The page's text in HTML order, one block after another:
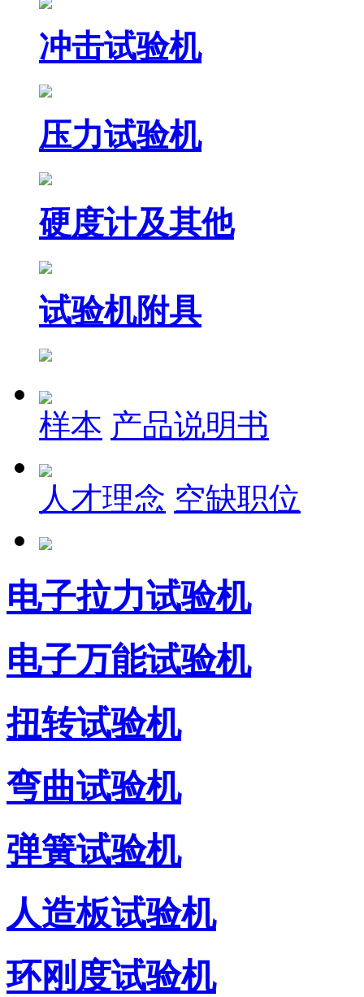
冲击试验机
压力试验机
硬度计及其他
试验机附具
样本 产品说明书
人才理念 空缺职位
电子拉力试验机
电子万能试验机
扭转试验机
弯曲试验机
弹簧试验机
人造板试验机
环刚度试验机